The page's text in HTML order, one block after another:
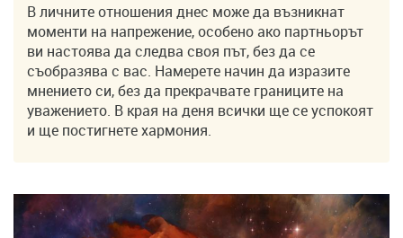
В личните отношения днес може да възникнат
моменти на напрежение, особено ако партньорът
ви настоява да следва своя път, без да се
съобразява с вас. Намерете начин да изразите
мнението си, без да прекрачвате границите на
уважението. В края на деня всички ще се успокоят
и ще постигнете хармония.